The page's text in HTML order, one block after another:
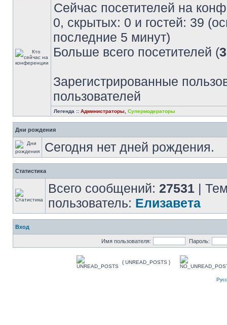
Сейчас посетителей на
0, скрытых: 0 и гостей: 39
последние 5 минут)
Больше всего посетителей (
Зарегистрированные
пользователей
Легенда :: Администраторы Супермодераторы
Дни рождения
Сегодня нет дней рождения.
Статистика
Всего сообщений: 27531 |
пользователь: Елизавета
Вход
Имя пользователя: Пароль:
{ UNREAD_POSTS }